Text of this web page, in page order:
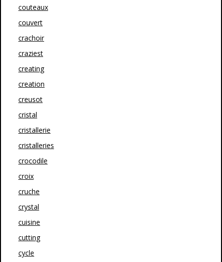
couteaux
couvert
crachoir
craziest
creating
creation
creusot
cristal
cristallerie
cristalleries
crocodile
croix
cruche
crystal
cuisine
cutting
cycle